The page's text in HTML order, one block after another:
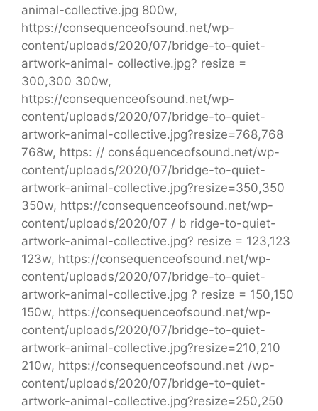
animal-collective.jpg 800w,
https://consequenceofsound.net/wp-
content/uploads/2020/07/bridge-to-quiet-
artwork-animal- collective.jpg? resize =
300,300 300w,
https://consequenceofsound.net/wp-
content/uploads/2020/07/bridge-to-quiet-
artwork-animal-collective.jpg?resize=768,768
768w, https: // conséquenceofsound.net/wp-
content/uploads/2020/07/bridge-to-quiet-
artwork-animal-collective.jpg?resize=350,350
350w, https://consequenceofsound.net/wp-
content/uploads/2020/07 / b ridge-to-quiet-
artwork-animal-collective.jpg? resize = 123,123
123w, https://consequenceofsound.net/wp-
content/uploads/2020/07/bridge-to-quiet-
artwork-animal-collective.jpg ? resize = 150,150
150w, https://consequenceofsound.net/wp-
content/uploads/2020/07/bridge-to-quiet-
artwork-animal-collective.jpg?resize=210,210
210w, https://consequenceofsound.net /wp-
content/uploads/2020/07/bridge-to-quiet-
artwork-animal-collective.jpg?resize=250,250